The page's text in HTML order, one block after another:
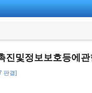
진및정보보호등에
판결]